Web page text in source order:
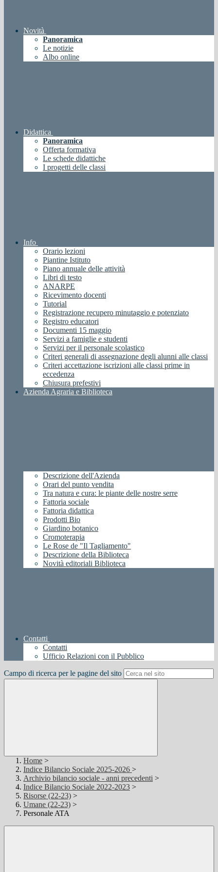
Novità
Panoramica
Le notizie
Albo online
Didattica
Panoramica
Offerta formativa
Le schede didattiche
I progetti delle classi
Info
Orario lezioni
Piantine Istituto
Piano annuale delle attività
Libri di testo
ANARPE
Ricevimento docenti
Tutorial
Registrazione recupero minutaggio e potenziato
Registro educatori
Documenti 15 maggio
Servizi a famiglie e studenti
Servizi per il personale scolastico
Criteri generali di assegnazione degli alunni alle classi
Criteri accettazione iscrizioni alle classi prime in
eccedenza
Chiusura prefestivi
Azienda Agraria e Biblioteca
Descrizione dell'Azienda
Orari del punto vendita
Tra natura e cura: le piante delle nostre serre
Fattoria sociale
Fattoria didattica
Prodotti Bio
Giardino botanico
Cromoterapia
Le Rose de "Il Tagliamento"
Descrizione della Biblioteca
Novità editoriali Biblioteca
Contatti
Contatti
Ufficio Relazioni con il Pubblico
Campo di ricerca per le pagine del sito
Home >
Indice Bilancio Sociale 2025-2026 >
Archivio bilancio sociale - anni precedenti >
Indice Bilancio Sociale 2022-2023 >
Risorse (22-23) >
Umane (22-23) >
Personale ATA